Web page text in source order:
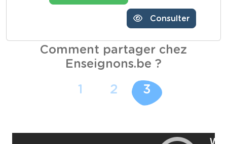
Consulter
Comment partager chez
Enseignons.be ?
1 2 3